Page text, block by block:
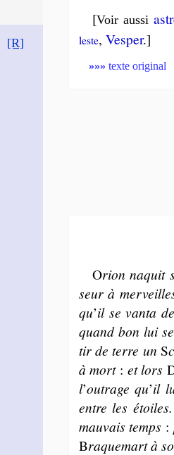
[R]
[Voir aussi
leste, Ves­per.]
»»» texte original
Orion naquit
seur à
qu’il se van­ta
quand bon lui
tir de terre un S
à mort : et lors
l’ou­trage qu’il
entre les étoiles.
mau­vais temps :
Bra­que­mart à